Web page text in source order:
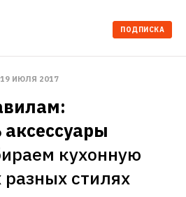
ПОДПИСКА
19 ИЮЛЯ 2017
аксессуары
кухонную
разных стилях